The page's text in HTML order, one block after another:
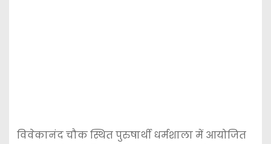
विवेकानंद चौक स्थित पुरुषार्थी धर्मशाला में आयोजित